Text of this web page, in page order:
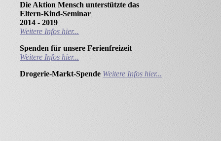
Die Aktion Mensch unterstützte das
Eltern-Kind-Seminar
2014 - 2019
Weitere Infos hier...
Spenden für unsere Ferienfreizeit
Weitere Infos hier...
Drogerie-Markt-Spende Weitere Infos hier...